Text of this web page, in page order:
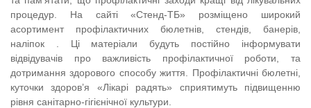
процедур. На сайті «Стенд-ТБ» розміщено широкий
асортимент профілактичних бюлетнів, стендів, банерів,
наліпок . Ці матеріали будуть постійно інформувати
відвідувачів про важливість профілактичної роботи, та
дотримання здорового способу життя. Профілактичні бюлетні,
куточки здоров’я «Лікарі радять» сприятимуть підвищенню
рівня санітарно-гігієнічної культури.